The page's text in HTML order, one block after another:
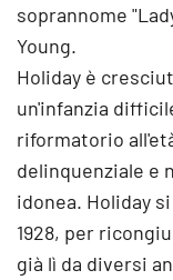
soprannome
Young.
Holiday è
un'infanzia
riformatorio
delinquenziale e
idonea. Holiday
1928, per
già lì da diversi